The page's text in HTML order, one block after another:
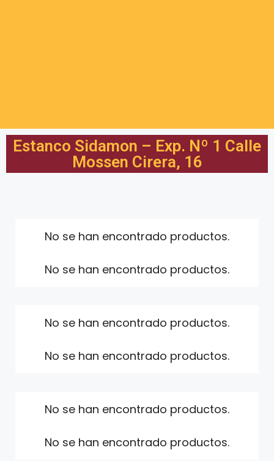
Estanco Sidamon – Exp. Nº 1 Calle
Mossen Cirera, 16
No se han encontrado productos.
No se han encontrado productos.
No se han encontrado productos.
No se han encontrado productos.
No se han encontrado productos.
No se han encontrado productos.